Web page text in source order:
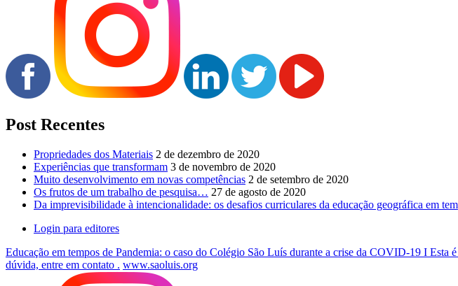
Post Recentes
Propriedades dos Materiais 2 de dezembro de 2020
Experiências que transformam 3 de novembro de 2020
Muito desenvolvimento em novas competências 2 de setembro de 2020
Os frutos de um trabalho de pesquisa… 27 de agosto de 2020
Da imprevisibilidade à intencionalidade: os desafios curriculares da educação geográfica em
Login para editores
Educação em tempos de Pandemia: o caso do Colégio São Luís durante a crise da COVID-19 I
dúvida, entre em contato . www.saoluis.org